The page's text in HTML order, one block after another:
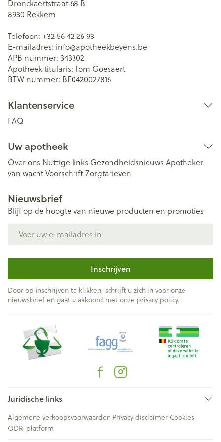
Dronckaertstraat 68 B
8930 Rekkem
Telefoon: +32 56 42 26 93
E-mailadres: info@apotheekbeyens.be
APB nummer: 343302
Apotheek titularis: Tom Goesaert
BTW nummer: BE0420027816
Klantenservice
FAQ
Uw apotheek
Over ons Nuttige links Gezondheidsnieuws Apotheker
van wachtVoorschriftZorgtarieven
Nieuwsbrief
Blijf op de hoogte van nieuwe producten en promoties
Inschrijven
Door op inschrijven te klikken, schrijft u zich in voor onze
nieuwsbrief en gaat u akkoord met onze privacy policy.
Juridische links
Algemene verkoopsvoorwaarden Privacy disclaimer Cookies
ODR-platform